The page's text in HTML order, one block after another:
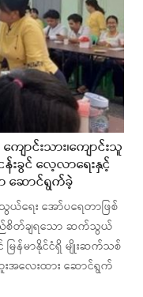
ာင်းသား၊ကျောင်းသူ
းခွင် လေ့လာရေးနှင့်
ဆောင်ရွက်ခဲ့
ယ်ရေး အော်ပရေတာဖြစ်
စိတ်ချရသော ဆက်သွယ်
မြန်မာနိုင်ငံရှိ မျိုးဆက်သစ်
အလေးထား ဆောင်ရွက်